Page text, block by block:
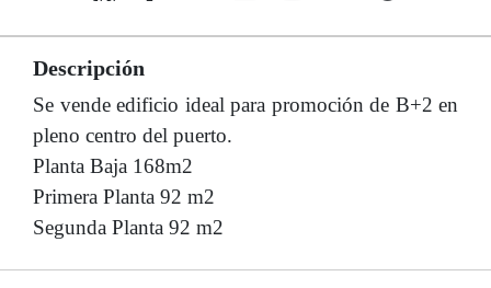
Descripción
Se vende edificio ideal para promoción de B+2 en
pleno centro del puerto.
Planta Baja 168m2
Primera Planta 92 m2
Segunda Planta 92 m2